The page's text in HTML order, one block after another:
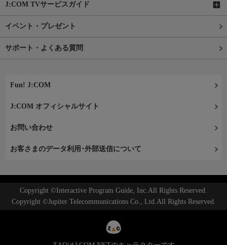
J:COM TVサービスガイド
イベント・プレゼント
サポート・よくある質問
Fun! J:COM
J:COM オフィシャルサイト
お問い合わせ
お客さまのデータ利用･外部送信について
Copyright ©Interactive Program Guide, Inc.All Rights Reserved.
Copyright ©Jupiter Telecommunications Co., Ltd.All Rights Reserved.